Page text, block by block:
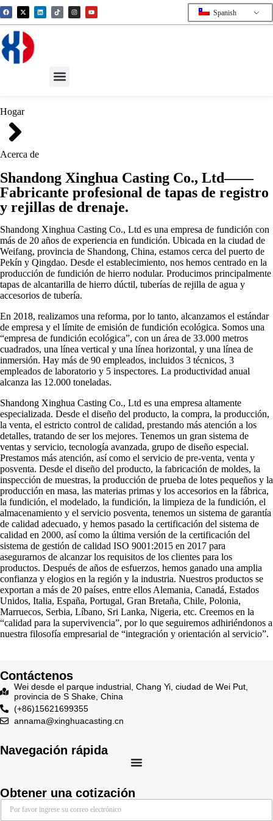
Spanish
Hogar
Acerca de
Shandong Xinghua Casting Co., Ltd——
Fabricante profesional de tapas de registro
y rejillas de drenaje.
Shandong Xinghua Casting Co., Ltd es una empresa de fundición con
más de 20 años de experiencia en fundición. Ubicada en la ciudad de
Weifang, provincia de Shandong, China, estamos cerca del puerto de
Pekín y Qingdao. Desde el establecimiento, nos hemos centrado en la
producción de fundición de hierro nodular. Producimos principalmente
tapas de alcantarilla de hierro dúctil, tuberías de rejilla de agua y
accesorios de tubería.
En 2018, realizamos una reforma, por lo tanto, alcanzamos el estándar
de empresa y el límite de emisión de fundición ecológica. Somos una
“empresa de fundición ecológica”, con un área de 33.000 metros
cuadrados, una línea vertical y una línea horizontal, y una línea de
inmersión. Hay más de 90 empleados, incluidos 3 técnicos, 3
empleados de laboratorio y 5 inspectores. La productividad anual
alcanza las 12.000 toneladas.
Shandong Xinghua Casting Co., Ltd es una empresa altamente
especializada. Desde el diseño del producto, la compra, la producción,
la venta, el estricto control de calidad, prestando más atención a los
detalles, tratando de ser los mejores. Tenemos un gran sistema de
ventas y servicio, tecnología avanzada, grupo de diseño especial.
Prestamos más atención, así como el servicio de pre-venta, venta y
posventa. Desde el diseño del producto, la fabricación de moldes, la
inspección de muestras, la producción de prueba de lotes pequeños y la
producción en masa, las materias primas y los accesorios en la fábrica,
la fundición, el modelado, la fundición, la limpieza de la fundición, el
almacenamiento y el servicio posventa, tenemos un sistema de garantía
de calidad adecuado, y hemos pasado la certificación del sistema de
calidad en 2000, así como la última versión de la certificación del
sistema de gestión de calidad ISO 9001:2015 en 2017 para
asegurarnos de alcanzar los requisitos de los clientes para los
productos. Después de años de esfuerzos, hemos ganado una amplia
confianza y elogios en la región y la industria. Nuestros productos se
exportan a más de 20 países, entre ellos Alemania, Canadá, Estados
Unidos, Italia, España, Portugal, Gran Bretaña, Chile, Polonia,
Marruecos, Serbia, Líbano, Sri Lanka, Nigeria, etc. Creemos en la
“calidad para la supervivencia”, por lo que seguiremos adhiriéndonos a
nuestra filosofía empresarial de “integración y orientación al servicio”.
Contáctenos
Wei desde el parque industrial, Chang Yi, ciudad de Wei Put,
provincia de S Shake, China
(+86)15621699355
annama@xinghuacasting.cn
Navegación rápida
Obtener una cotización